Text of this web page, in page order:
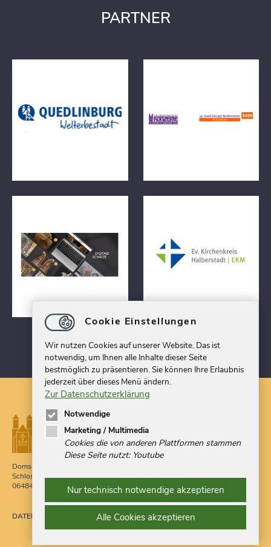
PARTNER
Digitale Schätze Mediathek
Wir sind im wunderschönen
Domschatz Quedlinburg
Schlossberg 1g
06484 Quedlinburg
Telefax 03946 524379
post@domschatzquedlinburg.de
DATENSCHUTZ IMPRESSUM
Cookie Einstellungen
Wir nutzen Cookies auf unserer Website. Das ist
notwendig, um Ihnen alle Inhalte dieser Seite
bestmöglich zu präsentieren. Sie können Ihre Erlaubnis
jederzeit über dieses Menü ändern.
Zur Datenschutzerklärung
Notwendige
Marketing / Multimedia
Cookies die von anderen Plattformen stammen
Diese Seite nutzt: Youtube
Nur technisch notwendige akzeptieren
Alle Cookies akzeptieren